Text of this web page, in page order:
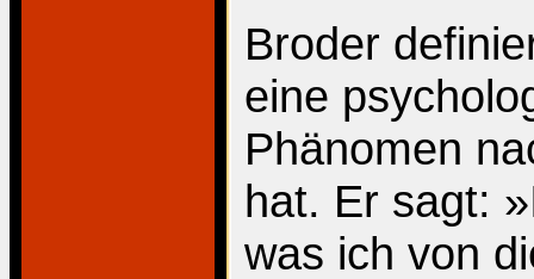
Broder
eine
Phänomen
hat. Er sagt:
was ich von